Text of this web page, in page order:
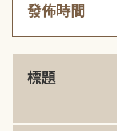
發佈時間
標題